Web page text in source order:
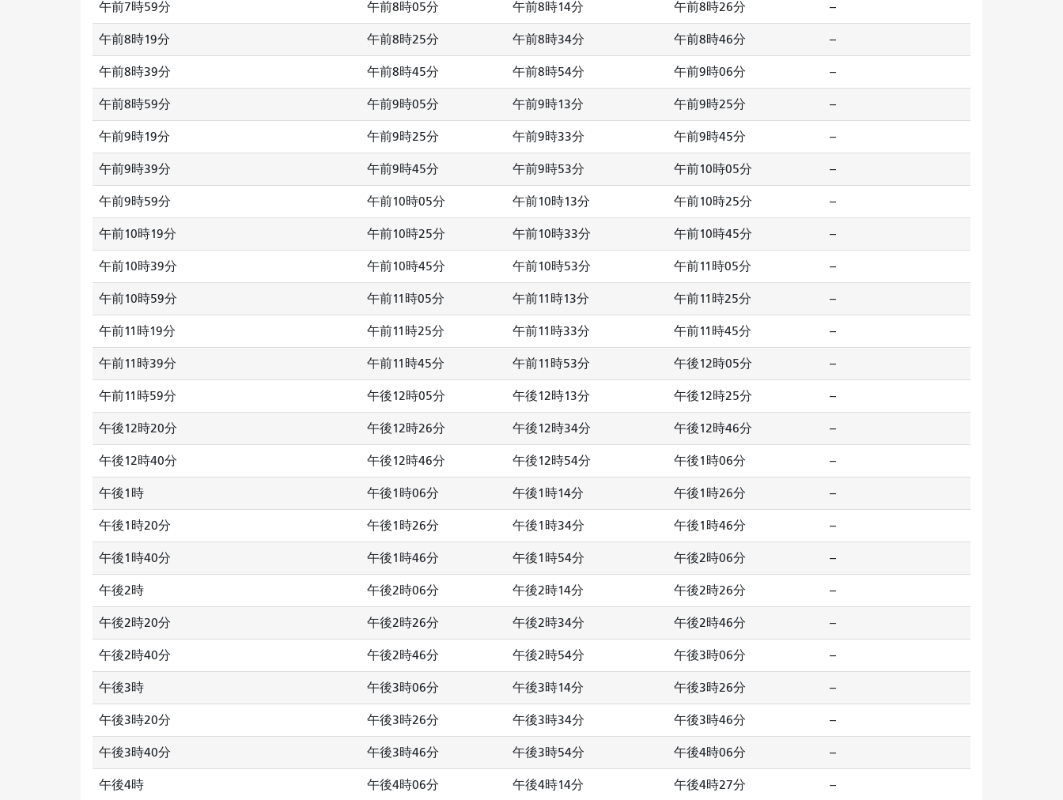
午前7時59分 午前8時05分 午前8時14分 午前8時26分 --
午前8時19分 午前8時25分 午前8時34分 午前8時46分 --
午前8時39分 午前8時45分 午前8時54分 午前9時06分 --
午前8時59分 午前9時05分 午前9時13分 午前9時25分 --
午前9時19分 午前9時25分 午前9時33分 午前9時45分 --
午前9時39分 午前9時45分 午前9時53分 午前10時05分 --
午前9時59分 午前10時05分 午前10時13分 午前10時25分 --
午前10時19分 午前10時25分 午前10時33分 午前10時45分 --
午前10時39分 午前10時45分 午前10時53分 午前11時05分 --
午前10時59分 午前11時05分 午前11時13分 午前11時25分 --
午前11時19分 午前11時25分 午前11時33分 午前11時45分 --
午前11時39分 午前11時45分 午前11時53分 午後12時05分 --
午前11時59分 午後12時05分 午後12時13分 午後12時25分 --
午後12時20分 午後12時26分 午後12時34分 午後12時46分 --
午後12時40分 午後12時46分 午後12時54分 午後1時06分 --
午後1時 午後1時06分 午後1時14分 午後1時26分 --
午後1時20分 午後1時26分 午後1時34分 午後1時46分 --
午後1時40分 午後1時46分 午後1時54分 午後2時06分 --
午後2時 午後2時06分 午後2時14分 午後2時26分 --
午後2時20分 午後2時26分 午後2時34分 午後2時46分 --
午後2時40分 午後2時46分 午後2時54分 午後3時06分 --
午後3時 午後3時06分 午後3時14分 午後3時26分 --
午後3時20分 午後3時26分 午後3時34分 午後3時46分 --
午後3時40分 午後3時46分 午後3時54分 午後4時06分 --
午後4時 午後4時06分 午後4時14分 午後4時27分 --